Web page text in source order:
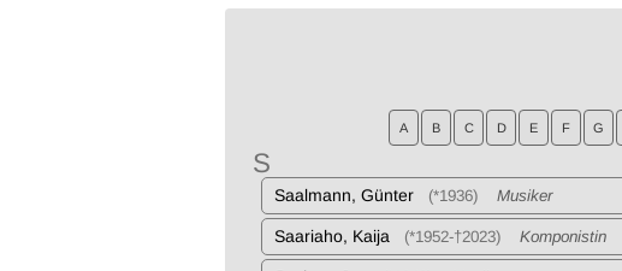
A B C D E F G
S
Saalmann, Günter (*1936) Musiker
Saariaho, Kaija (*1952-†2023) Komponistin